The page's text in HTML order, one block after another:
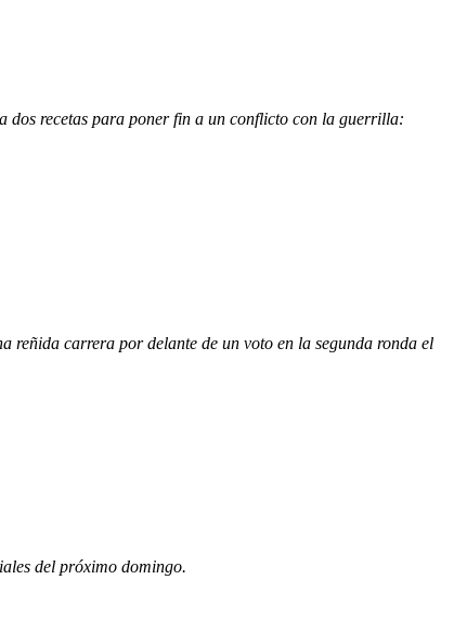
dos recetas para poner fin a un conflicto con la guerrilla:
reñida carrera por delante de un voto en la segunda ronda el
del próximo domingo.